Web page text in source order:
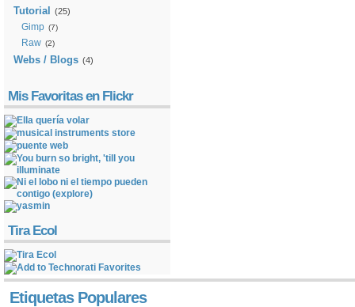
Tutorial (25)
Gimp (7)
Raw (2)
Webs / Blogs (4)
Mis Favoritas en Flickr
Tira Ecol
Etiquetas Populares